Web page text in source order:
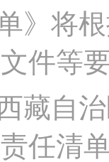
》将
件等
藏自
任清